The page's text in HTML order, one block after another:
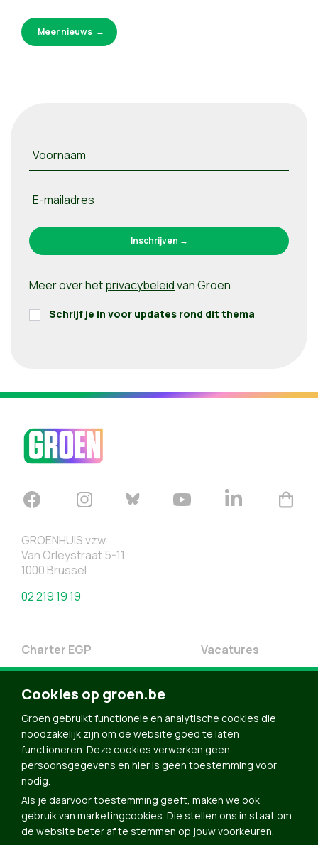
Meer nieuws
Voornaam
E-mailadres
Meer over hetprivacybeleidvan Groen
Schrijf je in voor updates rond dit thema
GROENHUIS vzw
Van Orleystraat 5-11
1000 Brussel
02 219 19 19
Charter EGP
Nieuwsbrief
Doe Mee
Contact
Groen in je buurt
Meldpunt
Vacatures
Toegankelijkheid
Word lid
Agenda
Bekijk kalender
Cookies op groen.be
Groen gebruikt functionele en analytische cookies die
noodzakelijk zijn om de website goed te laten
functioneren. Deze cookies verwerken geen
persoonsgegevens en hier is geen toestemming voor
nodig.
Als je daarvoor toestemming geeft, maken we ook
gebruik van marketingcookies. Die stellen ons in staat om
de website beter af te stemmen op jouw voorkeuren.